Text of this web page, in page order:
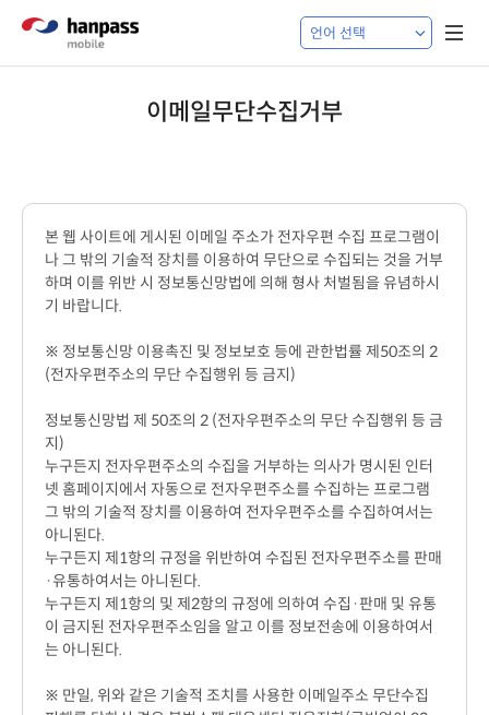
이메일무단수집거부
본 웹 사이트에 게시된 이메일 주소가 전자우편 수집 프로그램이
나 그 밖의 기술적 장치를 이용하여 무단으로 수집되는 것을 거부
하며 이를 위반 시 정보통신망법에 의해 형사 처벌됨을 유념하시
기 바랍니다.
※ 정보통신망 이용촉진 및 정보보호 등에 관한법률 제50조의 2
(전자우편주소의 무단 수집행위 등 금지)
정보통신망법 제 50조의 2 (전자우편주소의 무단 수집행위 등 금
지)
누구든지 전자우편주소의 수집을 거부하는 의사가 명시된 인터
넷 홈페이지에서 자동으로 전자우편주소를 수집하는 프로그램
그 밖의 기술적 장치를 이용하여 전자우편주소를 수집하여서는
아니된다.
누구든지 제1항의 규정을 위반하여 수집된 전자우편주소를 판매
·유통하여서는 아니된다.
누구든지 제1항의 및 제2항의 규정에 의하여 수집·판매 및 유통
이 금지된 전자우편주소임을 알고 이를 정보전송에 이용하여서
는 아니된다.
※ 만일, 위와 같은 기술적 조치를 사용한 이메일주소 무단수집